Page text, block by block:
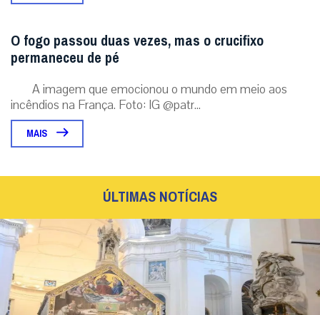
O fogo passou duas vezes, mas o crucifixo
permaneceu de pé
A imagem que emocionou o mundo em meio aos
incêndios na França. Foto: IG @patr...
MAIS
ÚLTIMAS NOTÍCIAS